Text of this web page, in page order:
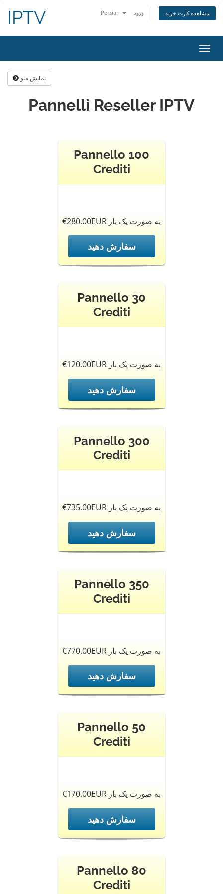
Persian ورود مشاهده کارت خرید IPTV
تغییر
نمایش منو
Pannelli Reseller IPTV
Pannello 100
Crediti
€280.00EUR به صورت یک بار
سفارش دهید
Pannello 30
Crediti
€120.00EUR به صورت یک بار
سفارش دهید
Pannello 300
Crediti
€735.00EUR به صورت یک بار
سفارش دهید
Pannello 350
Crediti
€770.00EUR به صورت یک بار
سفارش دهید
Pannello 50
Crediti
€170.00EUR به صورت یک بار
سفارش دهید
Pannello 80
Crediti